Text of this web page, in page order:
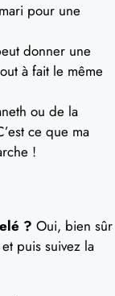
pour une
donner une
à fait le même
ou de la
ce que ma
!
? Oui, bien sûr
puis suivez la